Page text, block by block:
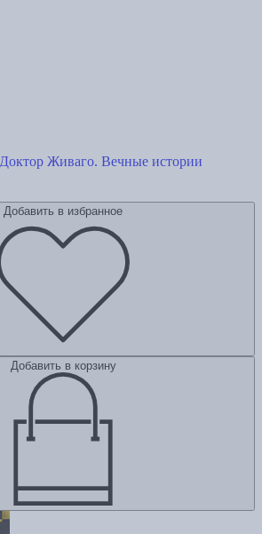
Доктор Живаго. Вечные истории
Добавить в избранное
Добавить в корзину